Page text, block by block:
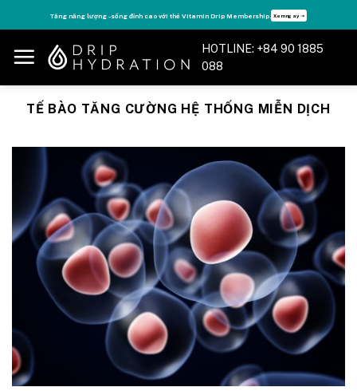
to
content
Tăng năng lượng - sống đỉnh cao với thẻ Vitamin Drip Membership. Xem ngay ➝
HOTLINE: +84 90 1885
088
TẾ BÀO TĂNG CƯỜNG HỆ THỐNG MIỄN DỊCH